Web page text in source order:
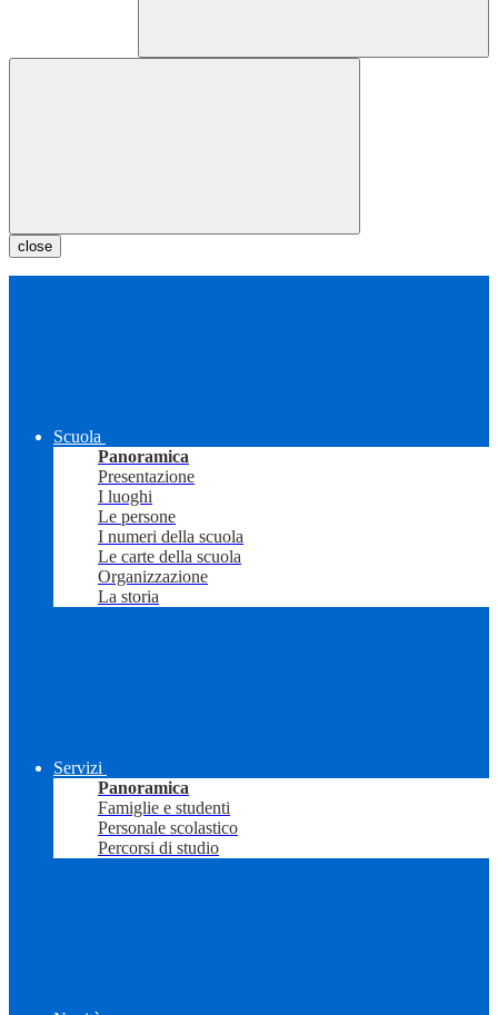
close
Scuola
Panoramica
Presentazione
I luoghi
Le persone
I numeri della scuola
Le carte della scuola
Organizzazione
La storia
Servizi
Panoramica
Famiglie e studenti
Personale scolastico
Percorsi di studio